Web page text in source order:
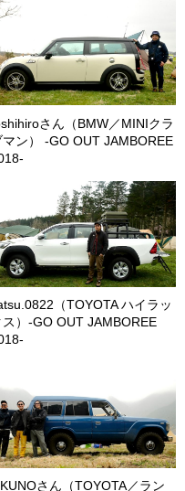
さん（BMW／MINIクラ
マン） -GO OUT JAMBOREE
（TOYOTA ハイラッ
ス）-GO OUT JAMBOREE
さん（TOYOTA／ラン